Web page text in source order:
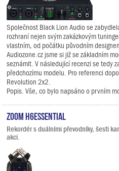
Společnost Black Lion Audio se
rozhraní nejen svým zakázkovým
vlastním, od počátku původním
Audiozone.cz jsme si již se základním
seznámit. V následující recenzi se tedy
předchozímu modelu. Pro referenci
Revolution 2x2.
Popis. Vše, co bylo napsáno o prvním
Zoom H6essential
Rekordér s duálními převodníky, šesti
akci.